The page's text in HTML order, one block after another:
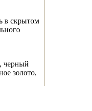
в скрытом
черный
золото,